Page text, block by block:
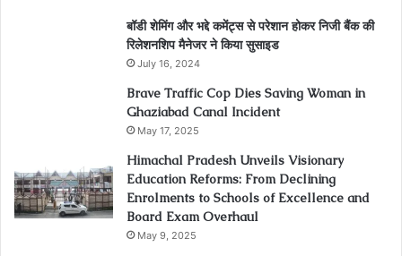
बॉडी शेमिंग और भद्दे कमेंट्स से परेशान होकर निजी बैंक की
रिलेशनशिप मैनेजर ने किया सुसाइड
July 16, 2024
Brave Traffic Cop Dies Saving Woman in
Ghaziabad Canal Incident
May 17, 2025
Himachal Pradesh Unveils Visionary
Education Reforms: From Declining
Enrolments to Schools of Excellence and
Board Exam Overhaul
May 9, 2025